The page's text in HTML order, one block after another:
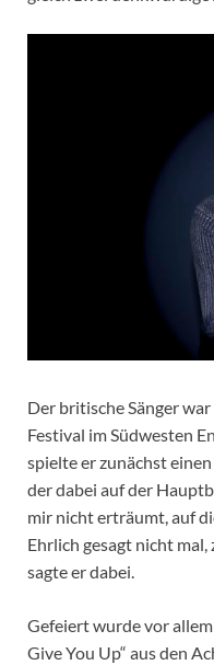
Der britische Sänger
Festival im Südwesten
spielte er zunächst
der dabei auf der
mir nicht erträumt, auf
Ehrlich gesagt nicht mal,
sagte er dabei.
Gefeiert wurde vor
Give You Up“ aus den